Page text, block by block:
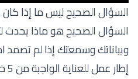
السؤال الصحيح ليس ما إذا كان
السؤال الصحيح هو ماذا
وبياناتك وسمعتك إذا لم تصمد
إطار عمل للعناية الواجبة من 5 خطوات